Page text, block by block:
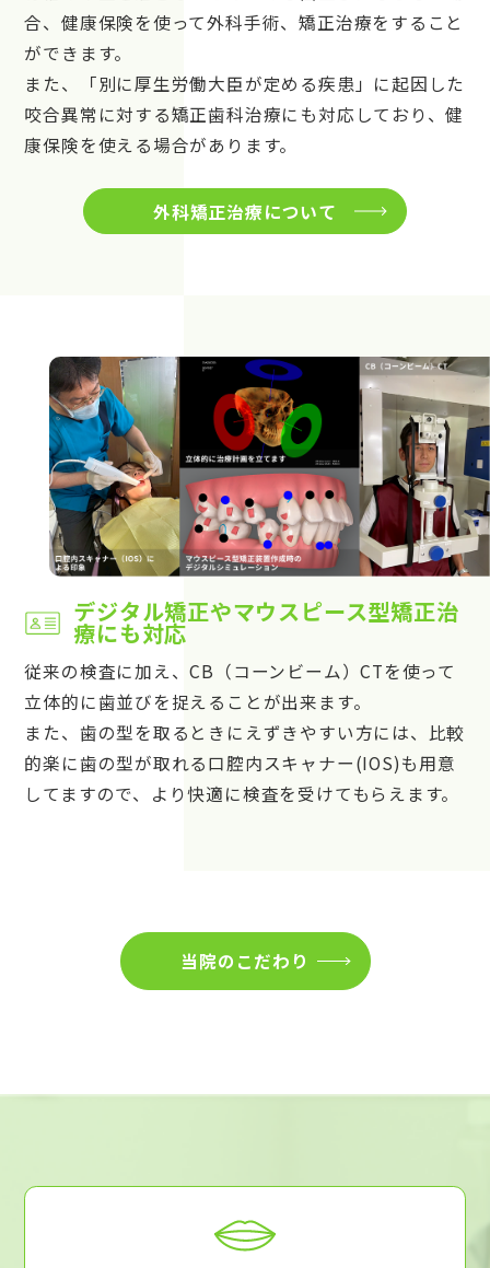
合、健康保険を使って外科手術、矯正治療をすること
ができます。
また、「別に厚生労働大臣が定める疾患」に起因した
咬合異常に対する矯正歯科治療にも対応しており、健
康保険を使える場合があります。
外科矯正治療について
デジタル矯正やマウスピース型矯正治
療にも対応
従来の検査に加え、CB（コーンビーム）CTを使って
立体的に歯並びを捉えることが出来ます。
また、歯の型を取るときにえずきやすい方には、比較
的楽に歯の型が取れる口腔内スキャナー(IOS)も用意
してますので、より快適に検査を受けてもらえます。
当院のこだわり